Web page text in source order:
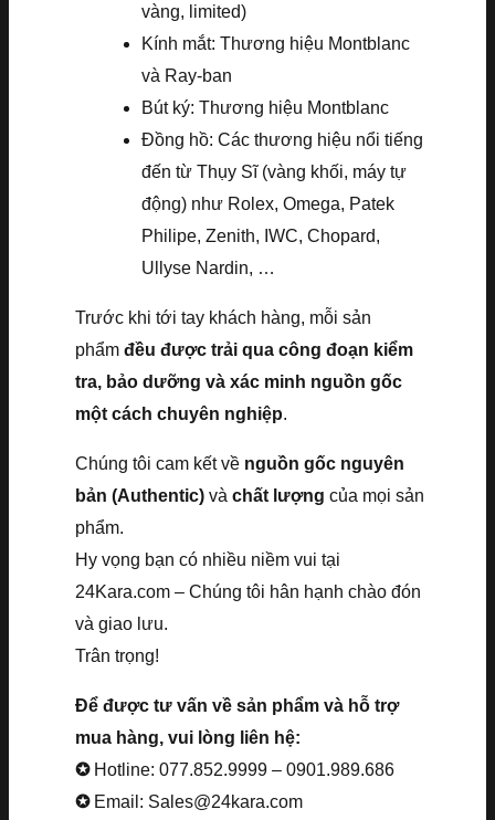
vàng, limited)
Kính mắt: Thương hiệu Montblanc
và Ray-ban
Bút ký: Thương hiệu Montblanc
Đồng hồ: Các thương hiệu nổi tiếng
đến từ Thụy Sĩ (vàng khối, máy tự
động) như Rolex, Omega, Patek
Philipe, Zenith, IWC, Chopard,
Ullyse Nardin, …
Trước khi tới tay khách hàng, mỗi sản
phẩm đều được trải qua công đoạn kiểm
tra, bảo dưỡng và xác minh nguồn gốc
một cách chuyên nghiệp.
Chúng tôi cam kết về nguồn gốc nguyên
bản (Authentic) và chất lượng của mọi sản
phẩm.
Hy vọng bạn có nhiều niềm vui tại
24Kara.com – Chúng tôi hân hạnh chào đón
và giao lưu.
Trân trọng!
Để được tư vấn về sản phẩm và hỗ trợ
mua hàng, vui lòng liên hệ:
✪ Hotline: 077.852.9999 – 0901.989.686
✪ Email: Sales@24kara.com